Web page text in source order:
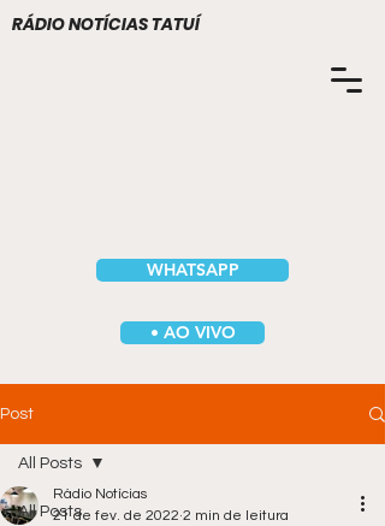
WHATSAPP
RÁDIO NOTÍCIAS TATUÍ
• AO VIVO
Post
All Posts
All Posts
Rádio Notícias
21 de fev. de 2022 2 min de leitura